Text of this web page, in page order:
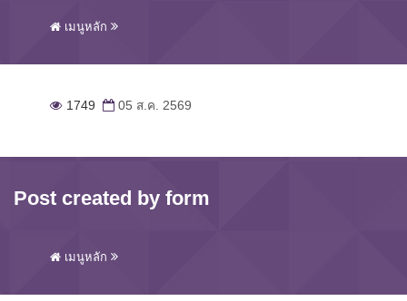
เมนูหลัก
1749 05 ส.ค. 2569
Post created by form
เมนูหลัก